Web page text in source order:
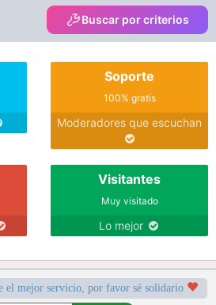
Buscar por criterios
Soporte
100% gratis
Moderadores que escuchan
Visitantes
Muy visitado
Lo mejor
el mejor servicio, por favor sé solidario